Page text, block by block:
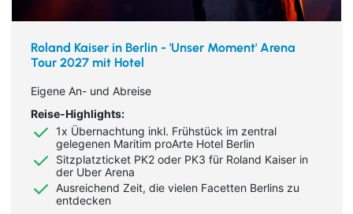
Roland Kaiser in Berlin - 'Unser Moment' Arena
Tour 2027 mit Hotel
Eigene An- und Abreise
Reise-Highlights:
1x Übernachtung inkl. Frühstück im zentral
gelegenen Maritim proArte Hotel Berlin
Sitzplatzticket PK2 oder PK3 für Roland Kaiser in
der Uber Arena
Ausreichend Zeit, die vielen Facetten Berlins zu
entdecken